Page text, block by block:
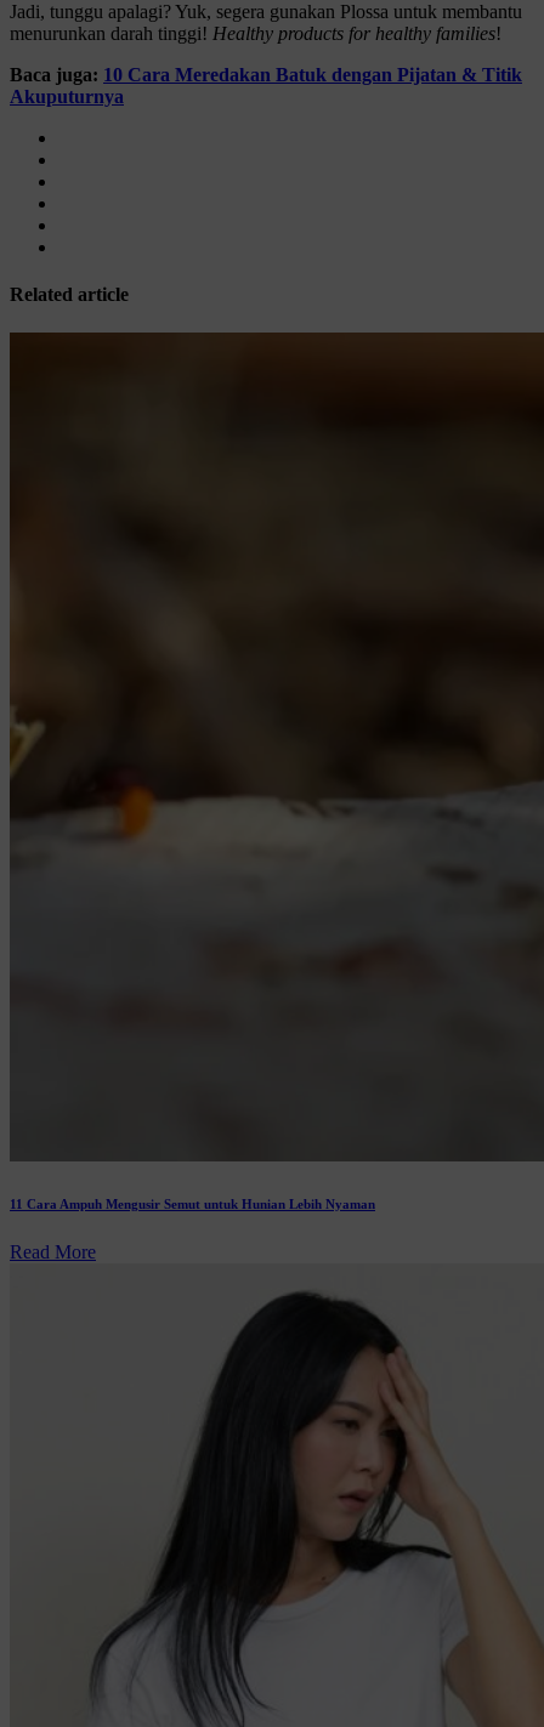
Jadi, tunggu apalagi? Yuk, segera gunakan Plossa untuk membantu
menurunkan darah tinggi! Healthy products for healthy families!
Baca juga: 10 Cara Meredakan Batuk dengan Pijatan & Titik
Akuputurnya
Related article
11 Cara Ampuh Mengusir Semut untuk Hunian Lebih Nyaman
Read More